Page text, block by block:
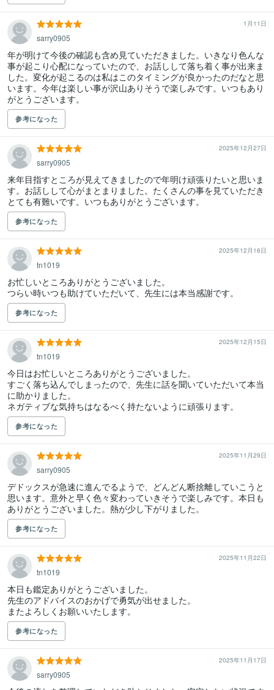
1月11日
sarry0905
年が明けて今後の確認も含め見ていただきました。いきなり色んな
事が起こり心配になっていたので、お話しして落ち着く事が出来ま
した。変化が起こるのは私はこのタイミングが良かったのだなと思
います。今年は楽しい事が沢山ありそうで楽しみです。いつもあり
がとうございます。
参考になった
2025年12月27日
sarry0905
来年目指すところが見えてきましたので年明け頑張りたいと思いま
す。お話しして心がまとまりました。たくさんの事を見ていただき
とても有難いです。いつもありがとうございます。
参考になった
2025年12月16日
tn1019
お忙しいところありがとうございました。
つらい時いつも助けていただいて、先生には本当感謝です。
参考になった
2025年12月15日
tn1019
今日はお忙しいところありがとうございました。
すごく落ち込んでしまったので、先生に話を聞いていただいて本当
に助かりました。
ネガティブな気持ちはなるべく持たないように頑張ります。
参考になった
2025年11月29日
sarry0905
デドックスが急速に進んでるようで、どんどん断捨離していこうと
思います。意外と早く色々変わっていきそうで楽しみです。本日も
ありがとうございました。熱が少し下がりました。
参考になった
2025年11月22日
tn1019
本日も鑑定ありがとうございました。
先生のアドバイスのおかげで勇気が出せました。
またよろしくお願いいたします。
参考になった
2025年11月17日
sarry0905